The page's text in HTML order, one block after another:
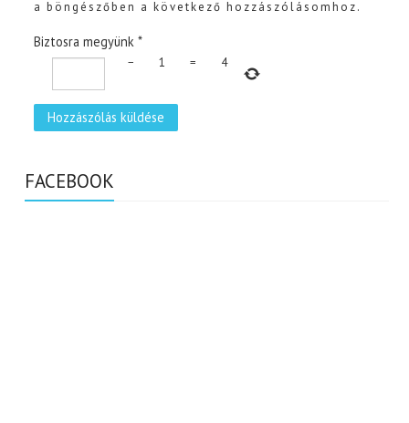
a böngészőben a következő hozzászólásomhoz.
Biztosra megyünk *
− 1 = 4
FACEBOOK